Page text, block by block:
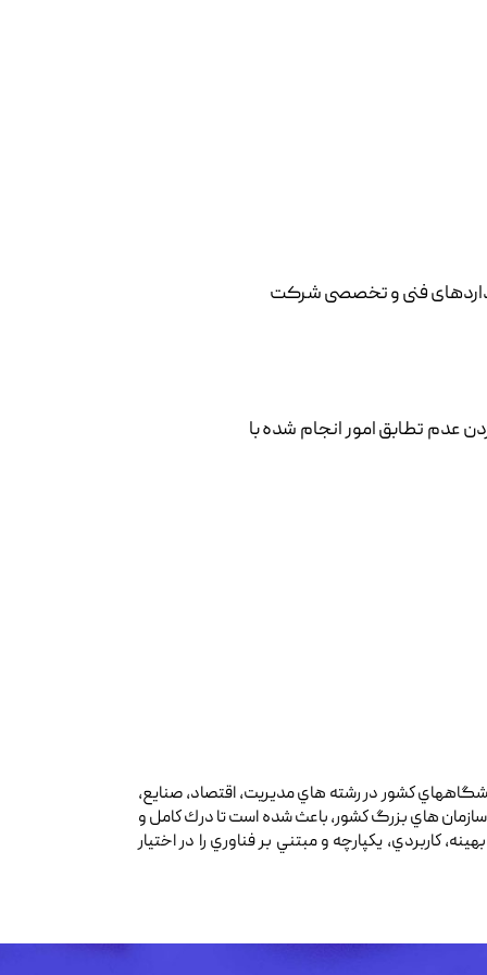
كشور در رشته هاي مديريت، اقتصاد، صنايع،
هاي بزرگ كشور، باعث شده است تا درك كامل و
كاربردي، يكپارچه و مبتني بر فناوري را در اختيار
فنی و تخصصی شرکت
عدم تطابق امور انجام شده با